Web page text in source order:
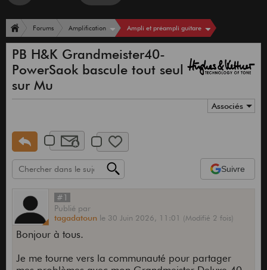
Forums Amplification Ampli et préampli guitare
PB H&K Grandmeister40-
PowerSaok bascule tout seul
sur Mu
Associés
Suivre
#1
Publié par
tagadatoun le 30 Juin 2026, 11:01 (Modifié 2 fois)
Bonjour à tous.
Je me tourne vers la communauté pour partager